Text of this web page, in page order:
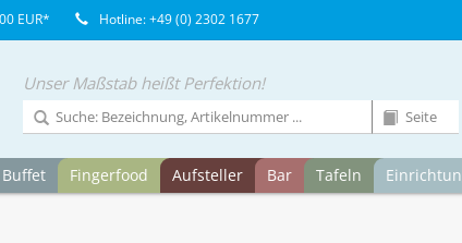
EUR* Hotline: +49 (0) 2302 1677
Unser Maßstab heißt Perfektion!
Buffet Fingerfood Aufsteller Bar Tafeln